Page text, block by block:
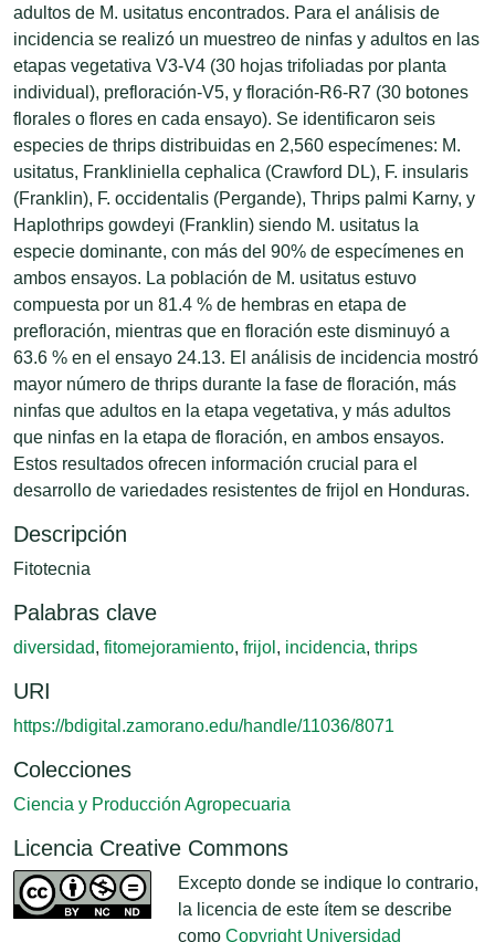
adultos de M. usitatus encontrados. Para el análisis de
incidencia se realizó un muestreo de ninfas y adultos en las
etapas vegetativa V3-V4 (30 hojas trifoliadas por planta
individual), prefloración-V5, y floración-R6-R7 (30 botones
florales o flores en cada ensayo). Se identificaron seis
especies de thrips distribuidas en 2,560 especímenes: M.
usitatus, Frankliniella cephalica (Crawford DL), F. insularis
(Franklin), F. occidentalis (Pergande), Thrips palmi Karny, y
Haplothrips gowdeyi (Franklin) siendo M. usitatus la
especie dominante, con más del 90% de especímenes en
ambos ensayos. La población de M. usitatus estuvo
compuesta por un 81.4 % de hembras en etapa de
prefloración, mientras que en floración este disminuyó a
63.6 % en el ensayo 24.13. El análisis de incidencia mostró
mayor número de thrips durante la fase de floración, más
ninfas que adultos en la etapa vegetativa, y más adultos
que ninfas en la etapa de floración, en ambos ensayos.
Estos resultados ofrecen información crucial para el
desarrollo de variedades resistentes de frijol en Honduras.
Descripción
Fitotecnia
Palabras clave
diversidad, fitomejoramiento, frijol , incidencia, thrips
URI
https://bdigital.zamorano.edu/handle/11036/8071
Colecciones
Ciencia y Producción Agropecuaria
Licencia Creative Commons
Excepto donde se indique lo contrario,
la licencia de este ítem se describe
como Copyright Universidad